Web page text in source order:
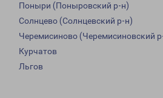
Поныри (Поныровский р-н)
Солнцево (Солнцевский р-н)
Черемисиново (Черемисиновский
Курчатов
Льгов